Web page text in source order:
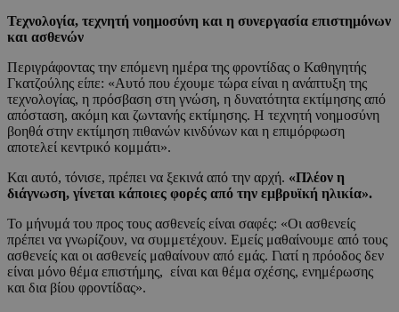
Τεχνολογία, τεχνητή νοημοσύνη και η συνεργασία επιστημόνων
και ασθενών
Περιγράφοντας την επόμενη ημέρα της φροντίδας ο Καθηγητής
Γκατζούλης είπε: «Αυτό που έχουμε τώρα είναι η ανάπτυξη της
τεχνολογίας, η πρόσβαση στη γνώση, η δυνατότητα εκτίμησης από
απόσταση, ακόμη και ζωντανής εκτίμησης. Η τεχνητή νοημοσύνη
βοηθά στην εκτίμηση πιθανών κινδύνων και η επιμόρφωση
αποτελεί κεντρικό κομμάτι».
Και αυτό, τόνισε, πρέπει να ξεκινά από την αρχή. «Πλέον η
διάγνωση, γίνεται κάποιες φορές από την εμβρυϊκή ηλικία».
Το μήνυμά του προς τους ασθενείς είναι σαφές: «Οι ασθενείς
πρέπει να γνωρίζουν, να συμμετέχουν. Εμείς μαθαίνουμε από τους
ασθενείς και οι ασθενείς μαθαίνουν από εμάς. Γιατί η πρόοδος δεν
είναι μόνο θέμα επιστήμης, είναι και θέμα σχέσης, ενημέρωσης
και δια βίου φροντίδας».